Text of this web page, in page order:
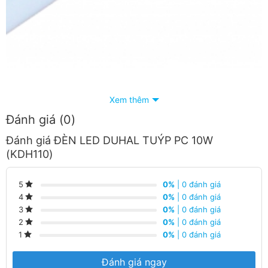
Công suất: 10W
Loại bóng:
Kích thước
Điện áp:
Ánh sáng:
1100lm
Xem thêm
Đánh giá (0)
Đánh giá ĐÈN LED DUHAL TUÝP PC 10W
(KDH110)
5 0% | 0 đánh giá
4
0% | 0 đánh giá
3
0% | 0 đánh giá
2
0% | 0 đánh giá
1
0% | 0 đánh giá
Đánh giá ngay